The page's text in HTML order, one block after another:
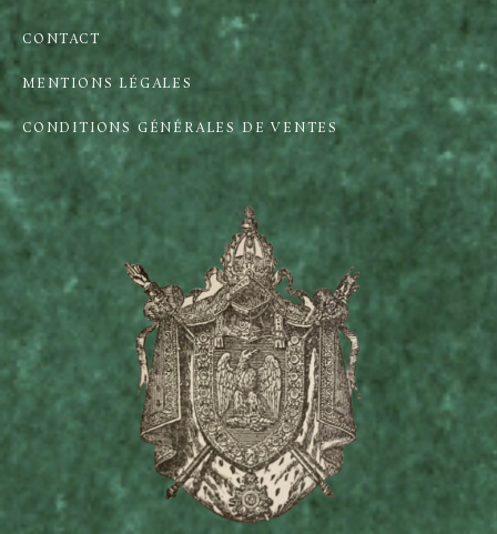
CONTACT
MENTIONS LÉGALES
CONDITIONS GÉNÉRALES DE VENTES